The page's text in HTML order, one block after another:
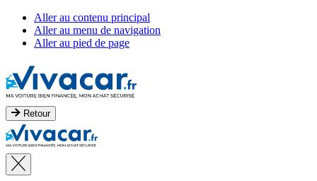
Aller au contenu principal
Aller au menu de navigation
Aller au pied de page
Retour